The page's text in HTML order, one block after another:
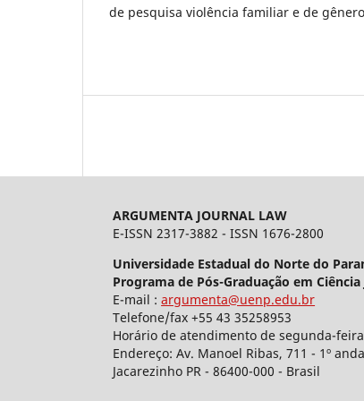
de pesquisa violência familiar e de
ARGUMENTA JOURNAL LAW
E-ISSN 2317-3882 - ISSN 1676-2800
Universidade Estadual do Norte do
Programa de Pós-Graduação em
E-mail :argumenta@uenp.edu.br
Telefone/fax +55 43 35258953
Horário de atendimento de segunda-
Endereço: Av. Manoel Ribas, 711 - 1º
Jacarezinho PR - 86400-000 - Brasil